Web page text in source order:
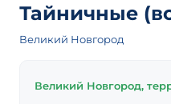
Тайничные
Великий Новгород
Великий Новгород,